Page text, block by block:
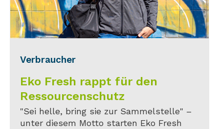
Verbraucher
Eko Fresh rappt für den
Ressourcenschutz
"Sei helle, bring sie zur Sammelstelle" –
unter diesem Motto starten Eko Fresh